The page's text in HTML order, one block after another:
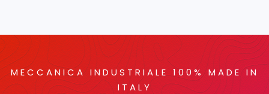
MECCANICA INDUSTRIALE 100% MADE IN
ITALY